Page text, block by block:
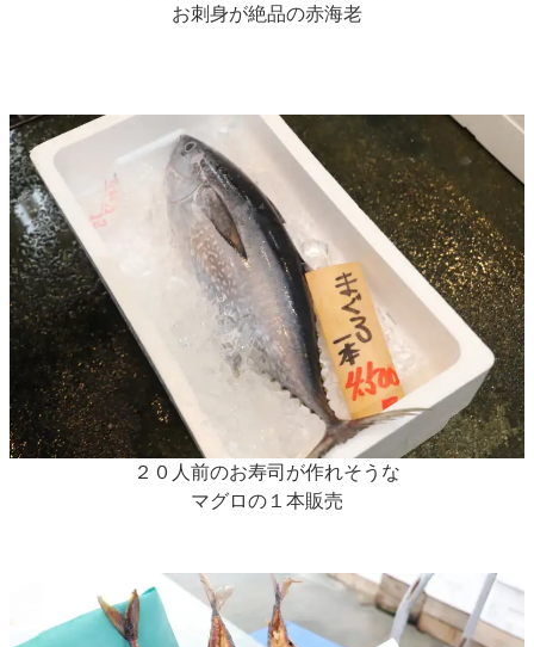
お刺身が絶品の赤海老
２０人前のお寿司が作れそうな
マグロの１本販売